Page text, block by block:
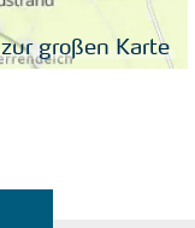
zur großen Karte